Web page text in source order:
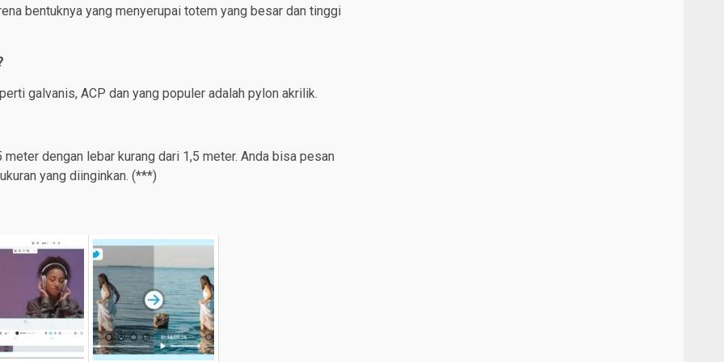
bentuknya yang menyerupai totem yang besar dan tinggi
galvanis, ACP dan yang populer adalah pylon akrilik.
dengan lebar kurang dari 1,5 meter. Anda bisa pesan
yang diinginkan. (***)